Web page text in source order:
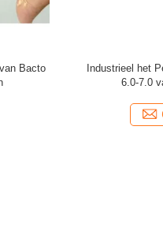
GMO
Niet Zoogdier
Stikstof